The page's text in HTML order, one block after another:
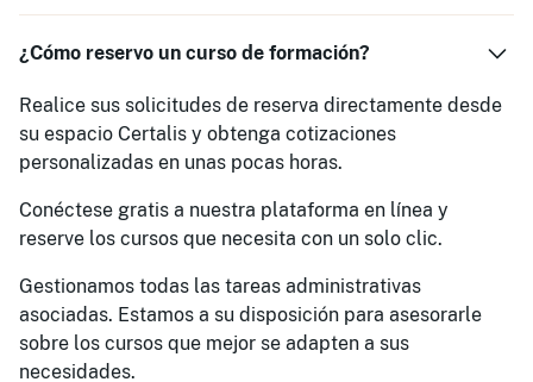
¿Cómo reservo un curso de formación?
Realice sus solicitudes de reserva directamente desde
su espacio Certalis y obtenga cotizaciones
personalizadas en unas pocas horas.
Conéctese gratis a nuestra plataforma en línea y
reserve los cursos que necesita con un solo clic.
Gestionamos todas las tareas administrativas
asociadas. Estamos a su disposición para asesorarle
sobre los cursos que mejor se adapten a sus
necesidades.